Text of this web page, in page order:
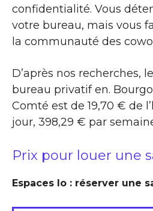
confidentialité. Vous
votre bureau, mais vous
la communauté des
D’après nos recherches,
bureau privatif en.
Comté est de 19,70 € de
jour, 398,29 € par
Prix pour louer une
Espaces Io : réserver une